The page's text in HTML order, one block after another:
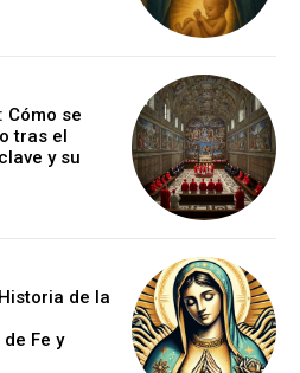
Cómo se
tras el
y su
de la
Fe y